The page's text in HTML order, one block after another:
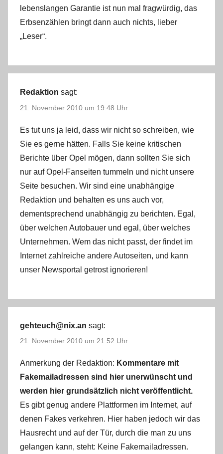
lebenslangen Garantie ist nun mal fragwürdig, das
Erbsenzählen bringt dann auch nichts, lieber
„Leser“.
Redaktion sagt:
21. November 2010 um 19:48 Uhr
Es tut uns ja leid, dass wir nicht so schreiben, wie
Sie es gerne hätten. Falls Sie keine kritischen
Berichte über Opel mögen, dann sollten Sie sich
nur auf Opel-Fanseiten tummeln und nicht unsere
Seite besuchen. Wir sind eine unabhängige
Redaktion und behalten es uns auch vor,
dementsprechend unabhängig zu berichten. Egal,
über welchen Autobauer und egal, über welches
Unternehmen. Wem das nicht passt, der findet im
Internet zahlreiche andere Autoseiten, und kann
unser Newsportal getrost ignorieren!
gehteuch@nix.an sagt:
21. November 2010 um 21:52 Uhr
Anmerkung der Redaktion: Kommentare mit
Fakemailadressen sind hier unerwünscht und
werden hier grundsätzlich nicht veröffentlicht.
Es gibt genug andere Plattformen im Internet, auf
denen Fakes verkehren. Hier haben jedoch wir das
Hausrecht und auf der Tür, durch die man zu uns
gelangen kann, steht: Keine Fakemailadressen.